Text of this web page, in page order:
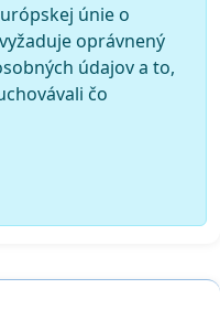
únie o
oprávnený
údajov a to,
čo